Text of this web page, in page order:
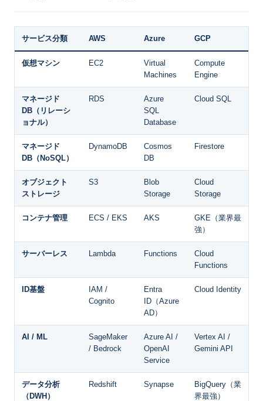
サービス分類 AWS Azure GCP
仮想マシン EC2
Virtual
Machines
Compute
Engine
マネージド
DB（リレーシ
ョナル）
RDS
Azure
SQL
Database
Cloud SQL
マネージド
DB（NoSQL）
DynamoDB
Cosmos
DB
Firestore
オブジェクト
ストレージ
S3
Blob
Storage
Cloud
Storage
コンテナ管理 ECS / EKS AKS
GKE（業界最
強）
サーバーレス Lambda Functions
Cloud
Functions
ID基盤
IAM /
Cognito
Entra
ID（Azure
AD）
Cloud Identity
AI / ML
SageMaker
/ Bedrock
Azure AI /
OpenAI
Service
Vertex AI /
Gemini API
データ分析
（DWH）
Redshift Synapse
BigQuery（業
界最強）